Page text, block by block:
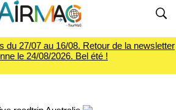
du 27/07 au 16/08. Retour de la newsletter
le 24/08/2026. Bel été !